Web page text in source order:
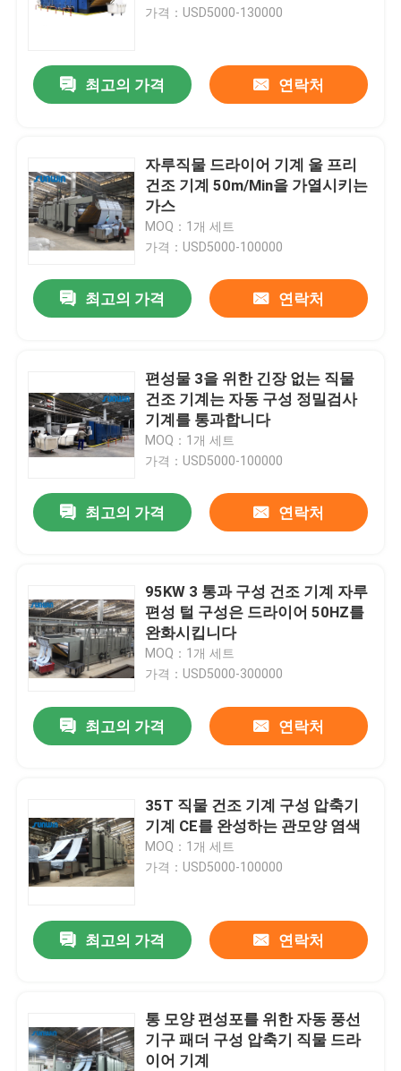
가격：USD5000-130000
최고의 가격 연락처
자루직물 드라이어 기계 울 프리
건조 기계 50m/Min을 가열시키는
가스
MOQ：1개 세트
가격：USD5000-100000
최고의 가격 연락처
편성물 3을 위한 긴장 없는 직물
건조 기계는 자동 구성 정밀검사
기계를 통과합니다
MOQ：1개 세트
가격：USD5000-100000
최고의 가격 연락처
95KW 3 통과 구성 건조 기계 자루
편성 털 구성은 드라이어 50HZ를
완화시킵니다
MOQ：1개 세트
가격：USD5000-300000
최고의 가격 연락처
35T 직물 건조 기계 구성 압축기
기계 CE를 완성하는 관모양 염색
MOQ：1개 세트
가격：USD5000-100000
최고의 가격 연락처
통 모양 편성포를 위한 자동 풍선
기구 패더 구성 압축기 직물 드라
이어 기계